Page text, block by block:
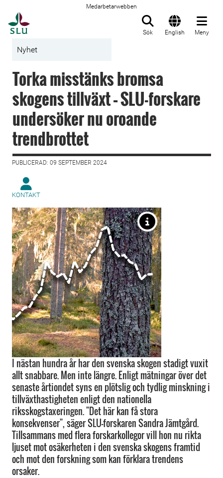
Medarbetarwebben
Sök English Meny
Nyhet
Torka misstänks bromsa
skogens tillväxt – SLU-forskare
undersöker nu oroande
trendbrottet
PUBLICERAD: 09 SEPTEMBER 2024
KONTAKT
I nästan hundra år har den svenska skogen stadigt vuxit
allt snabbare. Men inte längre. Enligt mätningar över det
senaste årtiondet syns en plötslig och tydlig minskning i
tillväxthastigheten enligt den nationella
riksskogstaxeringen. "Det här kan få stora
konsekvenser", säger SLU-forskaren Sandra Jämtgård.
Tillsammans med flera forskarkollegor vill hon nu rikta
ljuset mot osäkerheten i den svenska skogens framtid
och mot den forskning som kan förklara trendens
orsaker.